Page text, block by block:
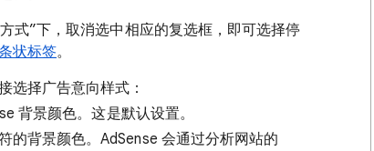
式”下，取消选中相应的复选框，即可选择停
状标签。
选择广告意向样式：
背景颜色。这是默认设置。
的背景颜色。AdSense 会通过分析网站的